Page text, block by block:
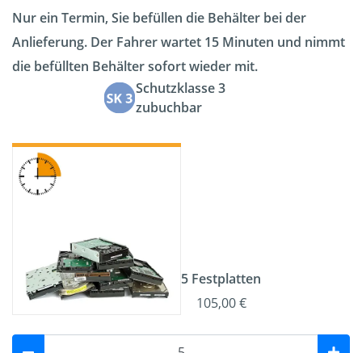
Nur ein Termin, Sie befüllen die Behälter bei der
Anlieferung. Der Fahrer wartet 15 Minuten und nimmt
die befüllten Behälter sofort wieder mit.
Schutzklasse 3
zubuchbar
5 Festplatten
105,00 €